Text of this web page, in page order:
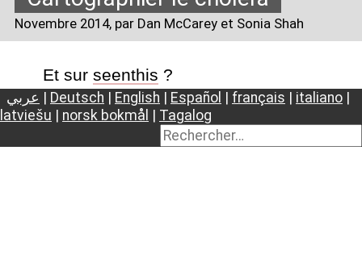
Novembre 2014, par Dan McCarey et Sonia Shah
Et sur seenthis ?
عربي | Deutsch | English | Español | français | italiano |
latviešu | norsk bokmål | Tagalog